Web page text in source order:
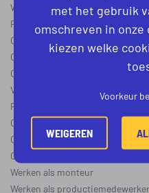
Werken als procesoperator
Procesoperator in de
chemie
Operator A
Operator B
Operator C
Verschil operator A, B en C
Procesoperator salaris
Operator opleidingen–vapro
Over de maakindustrie
Over de procesindustrie
Werken als monteur
Werken als productiemedewerker
met het gebruik
omschreven in
kiezen welke
Voorkeur
WEIGEREN